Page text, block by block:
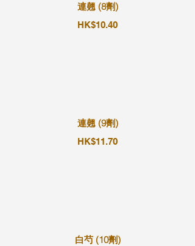
連翹 (8劑)
HK$10.40
連翹 (9劑)
HK$11.70
白芍 (10劑)